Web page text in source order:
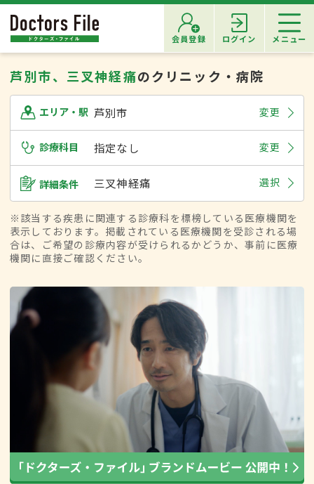
会員登録 ログイン メニュー
芦別市、三叉神経痛のクリニック・病院
エリア・駅 芦別市 変更
診療科目 指定なし 変更
詳細条件 三叉神経痛 選択
※該当する疾患に関連する診療科を標榜している医療機関を
表示しております。掲載されている医療機関を受診される場
合は、ご希望の診療内容が受けられるかどうか、事前に医療
機関に直接ご確認ください。